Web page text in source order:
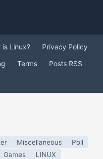
is Linux?
Privacy Policy
Terms
Posts RSS
Miscellaneous
Poll
Games LINUX